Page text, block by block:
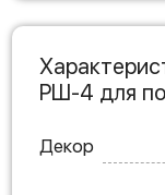
РШ-4 для
Декор